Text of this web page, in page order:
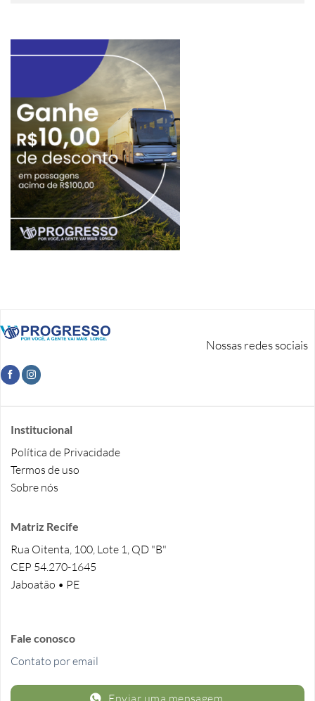
Nossas redes sociais
Institucional
Política de Privacidade
Termos de uso
Sobre nós
Matriz Recife
Rua Oitenta, 100, Lote 1, QD "B"
CEP 54.270-1645
Jaboatão • PE
Fale conosco
Contato por email
Enviar uma mensagem